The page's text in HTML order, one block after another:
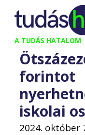
Kilépés
tartalomba
A TUDÁS HATALOM
forintot
iskolai
2024. október